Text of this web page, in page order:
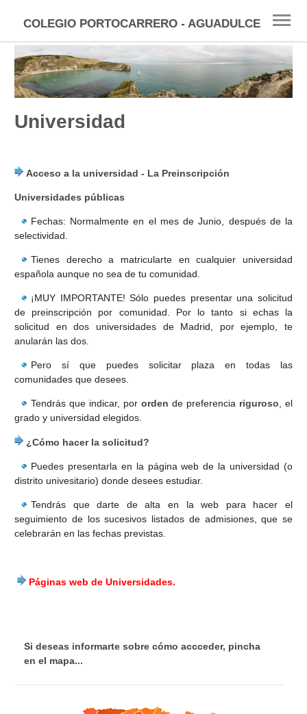
COLEGIO PORTOCARRERO - AGUADULCE
INICIO
ESO
FP
SELECTIVIDAD
BECAS
ENLACES
TÉCNICAS ESTUDIO
CUESTIONARIOS
Universidad
Acceso a la universidad - La Preinscripción
Universidades públicas
Fechas: Normalmente en el mes de Junio, después de la
selectividad.
Tienes derecho a matricularte en cualquier universidad
española aunque no sea de tu comunidad.
¡MUY IMPORTANTE! Sólo puedes presentar una solicitud
de preinscripción por comunidad. Por lo tanto si echas la
solicitud en dos universidades de Madrid, por ejemplo, te
anularán las dos.
Pero sí que puedes solicitar plaza en todas las
comunidades que desees.
Tendrás que indicar, por orden de preferencia riguroso , el
grado y universidad elegidos.
¿Cómo hacer la solicitud?
Puedes presentarla en la página web de la universidad (o
distrito univesitario) donde desees estudiar.
Tendrás que darte de alta en la web para hacer el
seguimiento de los sucesivos listados de admisiones, que se
celebrarán en las fechas previstas.
Páginas web de Universidades.
Si deseas informarte sobre cómo accceder, pincha
en el mapa...